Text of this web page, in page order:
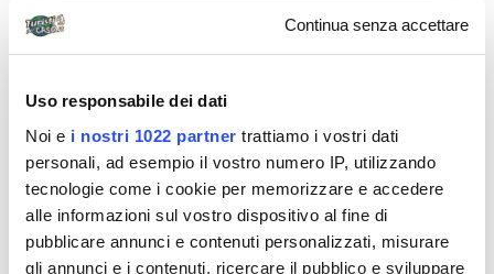
Continua senza accettare
Uso responsabile dei dati
Noi e i nostri 1022 partner trattiamo i vostri dati
personali, ad esempio il vostro numero IP, utilizzando
tecnologie come i cookie per memorizzare e accedere
alle informazioni sul vostro dispositivo al fine di
pubblicare annunci e contenuti personalizzati, misurare
gli annunci e i contenuti, ricercare il pubblico e sviluppare
principale Sotomayor da dove alle 15 mi unisco al
tour a piedi di 3 ore di “tour4tips”, che trovo ancora
città degli artisti, rivestita di murales spesso di
protesta politica. La guida ci spiega oltre ai
monumenti anche i retroscena politici e ci dà una
differente chiave di lettura dell’arte murale di
Valparaiso. Cena in un ristorante consigliato da locali
insieme ad alcune persone incontrate al tour ( 3